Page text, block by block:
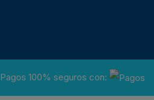
Pagos 100% seguros con: